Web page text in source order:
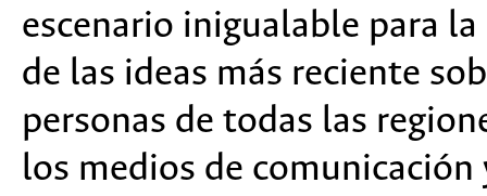
escenario inigualable para
de las ideas más reciente
personas de todas las
los medios de